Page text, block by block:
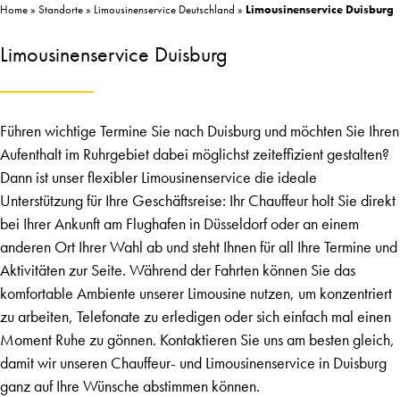
Home» Standorte» Limousinenservice Deutschland » Limousinenservice Duisburg
Limousinenservice Duisburg
Führen wichtige Termine Sie nach Duisburg und möchten Sie Ihren
Aufenthalt im Ruhrgebiet dabei möglichst zeiteffizient gestalten?
Dann ist unser flexibler Limousinenservice die ideale
Unterstützung für Ihre Geschäftsreise: Ihr Chauffeur holt Sie direkt
bei Ihrer Ankunft am Flughafen in Düsseldorf oder an einem
anderen Ort Ihrer Wahl ab und steht Ihnen für all Ihre Termine und
Aktivitäten zur Seite. Während der Fahrten können Sie das
komfortable Ambiente unserer Limousine nutzen, um konzentriert
zu arbeiten, Telefonate zu erledigen oder sich einfach mal einen
Moment Ruhe zu gönnen. Kontaktieren Sie uns am besten gleich,
damit wir unseren Chauffeur- und Limousinenservice in Duisburg
ganz auf Ihre Wünsche abstimmen können.